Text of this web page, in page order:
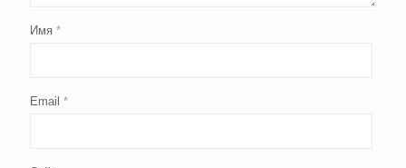
Имя *
Email *